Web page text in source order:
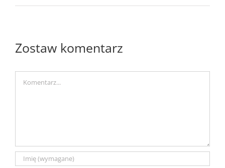
Zostaw komentarz